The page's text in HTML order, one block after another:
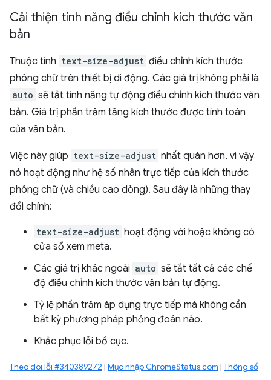
Cải thiện tính năng điều chỉnh kích thước văn
bản
Thuộc tính text-size-adjust điều chỉnh kích thước
phông chữ trên thiết bị di động. Các giá trị không phải là
auto sẽ tắt tính năng tự động điều chỉnh kích thước văn
bản. Giá trị phần trăm tăng kích thước được tính toán
của văn bản.
Việc này giúp text-size-adjust nhất quán hơn, vì vậy
nó hoạt động như hệ số nhân trực tiếp của kích thước
phông chữ (và chiều cao dòng). Sau đây là những thay
đổi chính:
text-size-adjust hoạt động với hoặc không có
cửa sổ xem meta.
Các giá trị khác ngoài auto sẽ tắt tất cả các chế
độ điều chỉnh kích thước văn bản tự động.
Tỷ lệ phần trăm áp dụng trực tiếp mà không cần
bất kỳ phương pháp phỏng đoán nào.
Khắc phục lỗi bố cục.
Theo dõi lỗi #340389272 | Mục nhập ChromeStatus.com | Thông số